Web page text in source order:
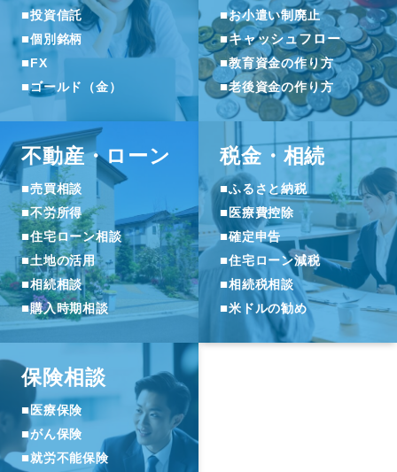
■投資信託
■個別銘柄
■FX
■ゴールド（金）
■お小遣い制廃止
■キャッシュフロー
■教育資金の作り方
■老後資金の作り方
不動産・ローン
■売買相談
■不労所得
■住宅ローン相談
■土地の活用
■相続相談
■購入時期相談
税金・相続
■ふるさと納税
■ 医療費控除
■確定申告
■住宅ローン減税
■相続税相談
■米ドルの勧め
保険相談
■医療保険
■がん保険
■就労不能保険